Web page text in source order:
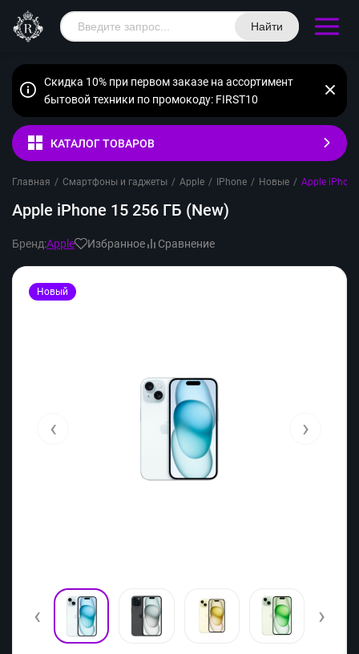
Найти
Скидка 10% при первом заказе на ассортимент
бытовой техники по промокоду: FIRST10
КАТАЛОГ ТОВАРОВ
Главная / Смартфоны и гаджеты / Apple / IPhone / Новые / Apple
Apple iPhone 15 256 ГБ (New)
Бренд:Apple Избранное Сравнение
Новый
‹ ›
‹ ›